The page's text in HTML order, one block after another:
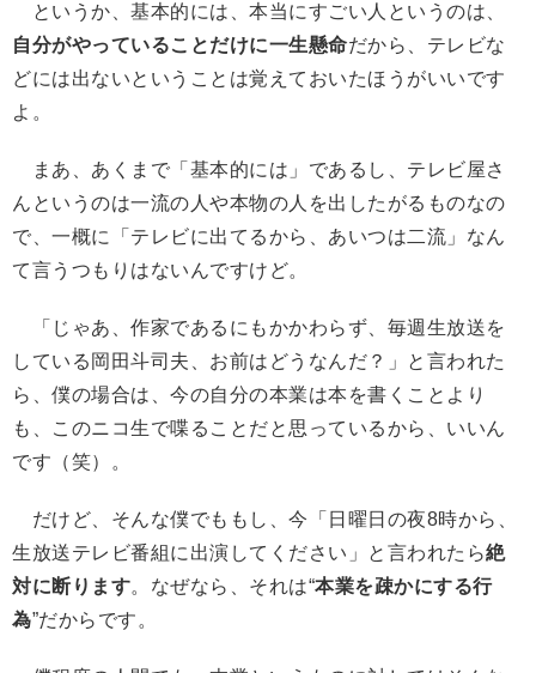
というか、基本的には、本当にすごい人というのは、
自分がやっていることだけに一生懸命だから、テレビな
どには出ないということは覚えておいたほうがいいです
よ。
まあ、あくまで「基本的には」であるし、テレビ屋さ
んというのは一流の人や本物の人を出したがるものなの
で、一概に「テレビに出てるから、あいつは二流」なん
て言うつもりはないんですけど。
「じゃあ、作家であるにもかかわらず、毎週生放送を
している岡田斗司夫、お前はどうなんだ？」と言われた
ら、僕の場合は、今の自分の本業は本を書くことより
も、このニコ生で喋ることだと思っているから、いいん
です（笑）。
だけど、そんな僕でももし、今「日曜日の夜8時から、
生放送テレビ番組に出演してください」と言われたら絶
対に断ります。なぜなら、それは“本業を疎かにする行
為”だからです。